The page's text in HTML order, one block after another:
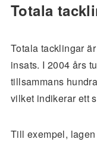
Totala
Totala tacklingar
insats. I 2004 års
tillsammans
vilket indikerar ett
Till exempel,